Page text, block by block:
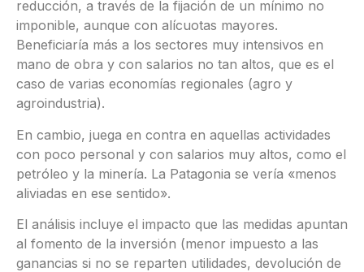
reducción, a través de la fijación de un mínimo no
imponible, aunque con alícuotas mayores.
Beneficiaría más a los sectores muy intensivos en
mano de obra y con salarios no tan altos, que es el
caso de varias economías regionales (agro y
agroindustria).
En cambio, juega en contra en aquellas actividades
con poco personal y con salarios muy altos, como el
petróleo y la minería. La Patagonia se vería «menos
aliviadas en ese sentido».
El análisis incluye el impacto que las medidas apuntan
al fomento de la inversión (menor impuesto a las
ganancias si no se reparten utilidades, devolución de